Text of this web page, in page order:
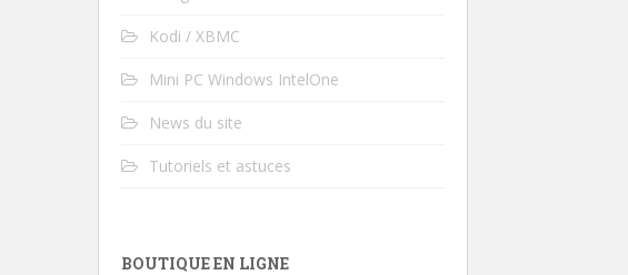
Kodi / XBMC
Mini PC Windows IntelOne
News du site
Tutoriels et astuces
BOUTIQUE EN LIGNE